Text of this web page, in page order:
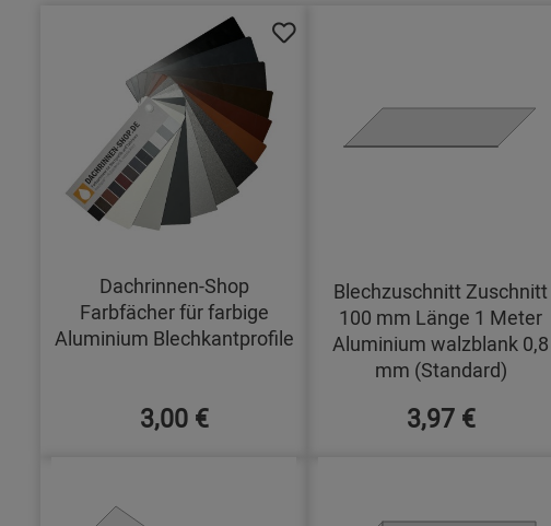
Dachrinnen-Shop
Farbfächer für farbige
Aluminium Blechkantprofile
3,00 €
Blechzuschnitt Zuschnitt
100 mm Länge 1 Meter
Aluminium walzblank 0,8
mm (Standard)
3,97 €